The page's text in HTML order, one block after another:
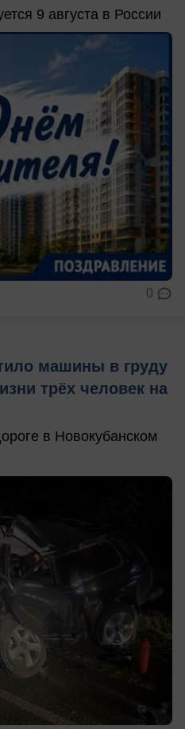
9 августа в России
0
машины в груду
трёх человек на
в Новокубанском